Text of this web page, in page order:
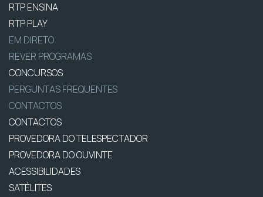
RTP ENSINA
RTP PLAY
EM DIRETO
REVER PROGRAMAS
CONCURSOS
PERGUNTAS FREQUENTES
CONTACTOS
CONTACTOS
PROVEDORA DO TELESPECTADOR
PROVEDORA DO OUVINTE
ACESSIBILIDADES
SATÉLITES